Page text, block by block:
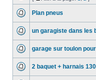
Plan pneus
un garagiste dans les
garage sur toulon
2 baquet + harnais